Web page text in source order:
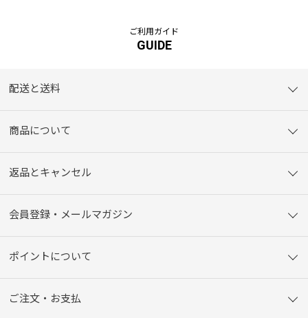
ご利用ガイド
GUIDE
配送と送料
商品について
返品とキャンセル
会員登録・メールマガジン
ポイントについて
ご注文・お支払